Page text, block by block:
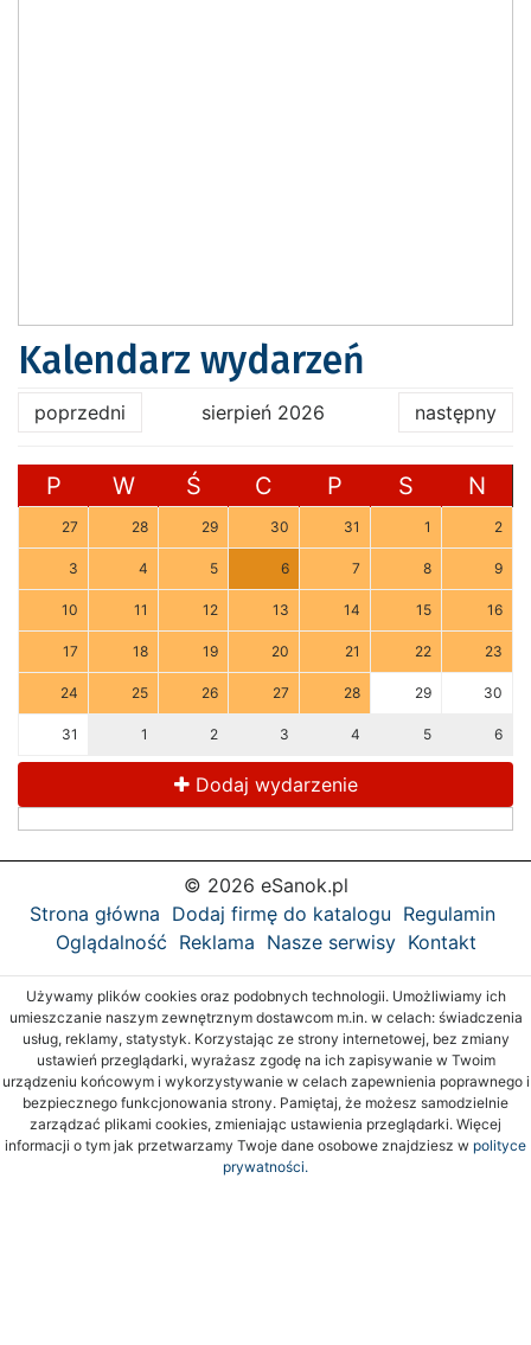
Kalendarz wydarzeń
poprzedni sierpień 2026 następny
P W Ś C P S N
27 28 29 30 31 1 2
3 4 5 6 7 8 9
10 11 12 13 14 15 16
17 18 19 20 21 22 23
24 25 26 27 28 29 30
31 1 2 3 4 5 6
Dodaj wydarzenie
© 2026 eSanok.pl
Strona główna Dodaj firmę do katalogu Regulamin
Oglądalność Reklama Nasze serwisy Kontakt
Używamy plików cookies oraz podobnych technologii. Umożliwiamy ich
umieszczanie naszym zewnętrznym dostawcom m.in. w celach: świadczenia
usług, reklamy, statystyk. Korzystając ze strony internetowej, bez zmiany
ustawień przeglądarki, wyrażasz zgodę na ich zapisywanie w Twoim
urządzeniu końcowym i wykorzystywanie w celach zapewnienia poprawnego i
bezpiecznego funkcjonowania strony. Pamiętaj, że możesz samodzielnie
zarządzać plikami cookies, zmieniając ustawienia przeglądarki. Więcej
informacji o tym jak przetwarzamy Twoje dane osobowe znajdziesz w polityce
prywatności.